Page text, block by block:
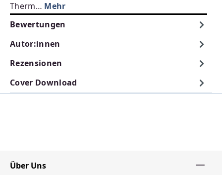
Therm… Mehr
Bewertungen
Autor:innen
Rezensionen
Cover Download
Über Uns